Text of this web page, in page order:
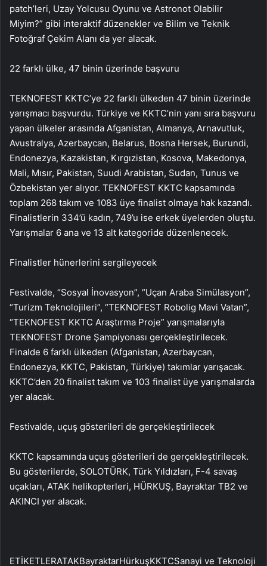
patch’leri, Uzay Yolcusu Oyunu ve Astronot Olabilir
Miyim?” gibi interaktif düzenekler ve Bilim ve Teknik
Fotoğraf Çekim Alanı da yer alacak.
22 farklı ülke, 47 binin üzerinde başvuru
TEKNOFEST KKTC’ye 22 farklı ülkeden 47 binin üzerinde
yarışmacı başvurdu. Türkiye ve KKTC’nin yanı sıra başvuru
yapan ülkeler arasında Afganistan, Almanya, Arnavutluk,
Avustralya, Azerbaycan, Belarus, Bosna Hersek, Burundi,
Endonezya, Kazakistan, Kırgızistan, Kosova, Makedonya,
Mali, Mısır, Pakistan, Suudi Arabistan, Sudan, Tunus ve
Özbekistan yer alıyor. TEKNOFEST KKTC kapsamında
toplam 268 takım ve 1083 üye finalist olmaya hak kazandı.
Finalistlerin 334’ü kadın, 749’u ise erkek üyelerden oluştu.
Yarışmalar 6 ana ve 13 alt kategoride düzenlenecek.
Finalistler hünerlerini sergileyecek
Festivalde, “Sosyal İnovasyon”, “Uçan Araba Simülasyon”,
“Turizm Teknolojileri”, “TEKNOFEST Robolig Mavi Vatan”,
“TEKNOFEST KKTC Araştırma Proje” yarışmalarıyla
TEKNOFEST Drone Şampiyonası gerçekleştirilecek.
Finalde 6 farklı ülkeden (Afganistan, Azerbaycan,
Endonezya, KKTC, Pakistan, Türkiye) takımlar yarışacak.
KKTC’den 20 finalist takım ve 103 finalist üye yarışmalarda
yer alacak.
Festivalde, uçuş gösterileri de gerçekleştirilecek
KKTC kapsamında uçuş gösterileri de gerçekleştirilecek.
Bu gösterilerde, SOLOTÜRK, Türk Yıldızları, F-4 savaş
uçakları, ATAK helikopterleri, HÜRKUŞ, Bayraktar TB2 ve
AKINCI yer alacak.
ETİKETLERATAKBayraktarHürkuşKKTCSanayi ve Teknoloji